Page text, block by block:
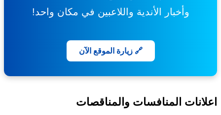
وأخبار الأندية واللاعبين في مكان واحد!
🔗 زيارة الموقع الآن
المنافسات والمناقصات